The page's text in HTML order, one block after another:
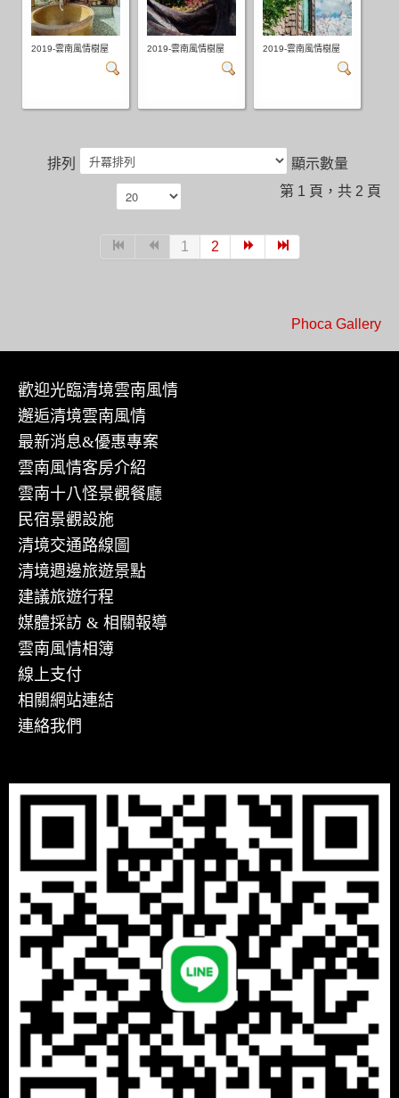
2019-雲南風情樹屋 2019-雲南風情樹屋 2019-雲南風情樹屋
排列
顯示數量
第 1 頁，共 2 頁
1 2
Phoca Gallery
歡迎光臨清境雲南風情
邂逅清境雲南風情
最新消息&優惠專案
雲南風情客房介紹
雲南十八怪景觀餐廳
民宿景觀設施
清境交通路線圖
清境週邊旅遊景點
建議旅遊行程
媒體採訪 & 相關報導
雲南風情相簿
線上支付
相關網站連結
連絡我們